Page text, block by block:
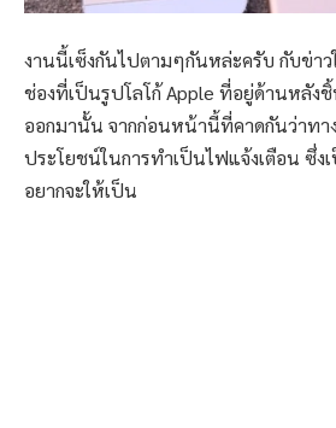
งานนี้เซ็งกันไปตามๆกันหล่ะครับ กับข่าว
ช่องที่เป็นรูปโลโก้ Apple ที่อยู่ด้านหลัง
ออกมานั้น จากก่อนหน้านี้ที่คาดกันว่าทา
ประโยชน์ในการทำเป็นไฟแจ้งเตือน ซึ่
อยากจะให้เป็น